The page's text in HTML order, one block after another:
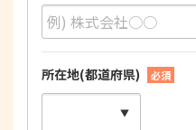
所在地(都道府県) 必須